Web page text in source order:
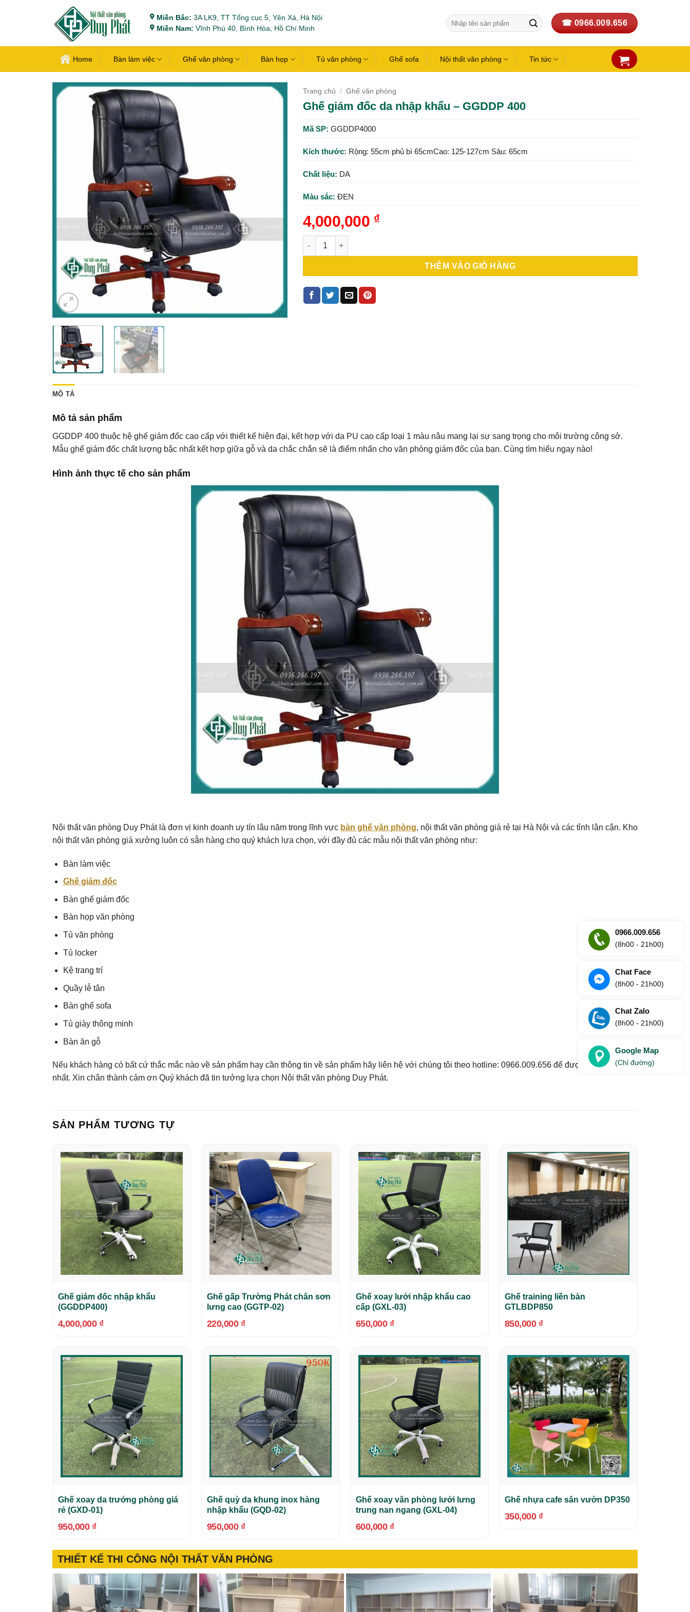
dung
Miền Bắc: 3A LK9, TT Tổng cục 5, Yên Xá, Hà Nội
Miền Nam: Vĩnh Phú 40, Bình Hòa, Hồ Chí Minh
Tìm
kiếm:
☎ 0966.009.656
Home Bàn làm việc Ghế văn phòng Bàn họp Tủ văn phòng Ghế sofa Nội thất văn phòng Tin tức
Trang chủ / Ghế văn phòng
Ghế giám đốc da nhập khẩu – GGDDP 400
Mã SP: GGDDP4000
Kích thước: Rộng: 55cm phủ bì 65cmCao: 125-127cm Sâu: 65cm
Chất liệu: DA
Màu sắc: ĐEN
4,000,000 ₫
Ghế giám đốc da nhập khẩu – GGDDP 400 số lượng
THÊM VÀO GIỎ HÀNG
MÔ TẢ
Mô tả sản phẩm
GGDDP 400 thuộc hệ ghế giám đốc cao cấp với thiết kế hiện đại, kết hợp với da PU cao cấp loại 1 màu nâu mang lại sự sang trọng cho môi trường công sở.
Mẫu ghế giám đốc chất lượng bậc nhất kết hợp giữa gỗ và da chắc chắn sẽ là điểm nhấn cho văn phòng giám đốc của bạn. Cùng tìm hiểu ngay nào!
Hình ảnh thực tế cho sản phẩm
Nội thất văn phòng Duy Phát là đơn vị kinh doanh uy tín lâu năm trong lĩnh vực bàn ghế văn phòng, nội thất văn phòng giá rẻ tại Hà Nội và các tỉnh lân cận. Kho
nội thất văn phòng giá xưởng luôn có sẵn hàng cho quý khách lựa chọn, với đầy đủ các mẫu nội thất văn phòng như:
Bàn làm việc
Ghế giám đốc
Bàn ghế giám đốc
Bàn họp văn phòng
Tủ văn phòng
Tủ locker
Kệ trang trí
Quầy lễ tân
Bàn ghế sofa
Tủ giày thông minh
Bàn ăn gỗ
Nếu khách hàng có bất cứ thắc mắc nào về sản phẩm hay cần thông tin về sản phẩm hãy liên hệ với chúng tôi theo hotline: 0966.009.656 để được hỗ trợ nhanh
nhất. Xin chân thành cảm ơn Quý khách đã tin tưởng lựa chọn Nội thất văn phòng Duy Phát.
SẢN PHẨM TƯƠNG TỰ
Ghế giám đốc nhập khẩu
(GGDDP400)
4,000,000 ₫
Ghế gấp Trường Phát chân sơn
lưng cao (GGTP-02)
220,000 ₫
Ghế xoay lưới nhập khẩu cao
cấp (GXL-03)
650,000 ₫
Ghế training liền bàn
GTLBDP850
850,000 ₫
Ghế xoay da trưởng phòng giá
rẻ (GXD-01)
950,000 ₫
Ghế quỳ da khung inox hàng
nhập khẩu (GQD-02)
950,000 ₫
Ghế xoay văn phòng lưới lưng
trung nan ngang (GXL-04)
600,000 ₫
Ghế nhựa cafe sân vườn DP350
350,000 ₫
THIẾT KẾ THI CÔNG NỘI THẤT VĂN PHÒNG
0966.009.656
(8h00 - 21h00)
Chat Face
(8h00 - 21h00)
Chat Zalo
(8h00 - 21h00)
Google Map
(Chỉ đường)